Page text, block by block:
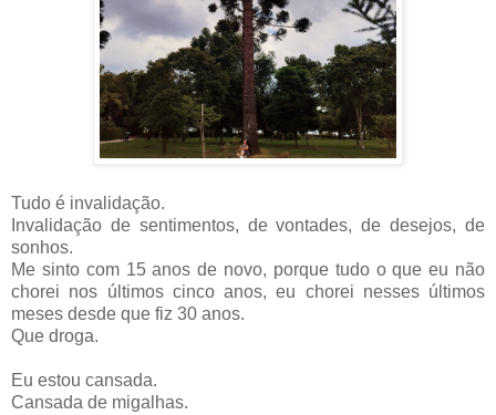
Tudo é invalidação.
Invalidação de sentimentos, de vontades, de desejos, de
sonhos.
Me sinto com 15 anos de novo, porque tudo o que eu não
chorei nos últimos cinco anos, eu chorei nesses últimos
meses desde que fiz 30 anos.
Que droga.
Eu estou cansada.
Cansada de migalhas.